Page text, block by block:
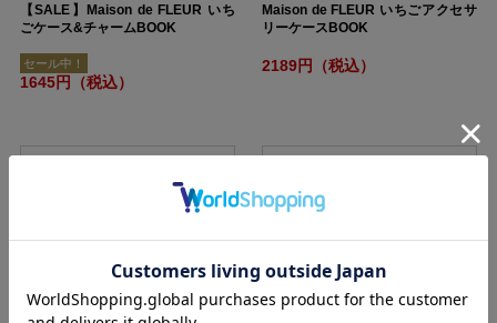
【SALE】Maison de FLEUR いち
ごケース&チャームBOOK
セール中！
1645円（税込）
Maison de FLEUR いちごアクセサ
リーケースBOOK
2189円（税込）